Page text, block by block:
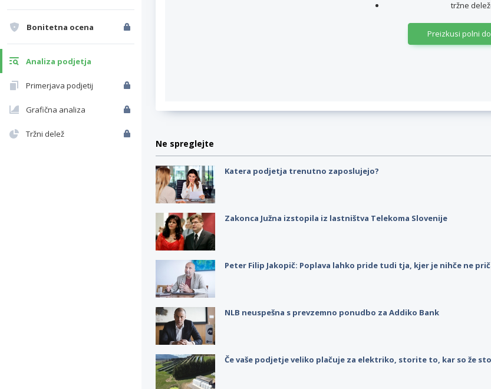
Bonitetna ocena
Analiza podjetja
Primerjava podjetij
Grafična analiza
Tržni delež
tržne
Preizkusi polni
Ne spreglejte
Katera podjetja trenutno zaposlujejo?
Zakonca Južna izstopila iz lastništva Telekoma Slovenije
Peter Filip Jakopič: Poplava lahko pride tudi tja, kjer je nihče ne
NLB neuspešna s prevzemno ponudbo za Addiko Bank
Če vaše podjetje veliko plačuje za elektriko, storite to, kar so že